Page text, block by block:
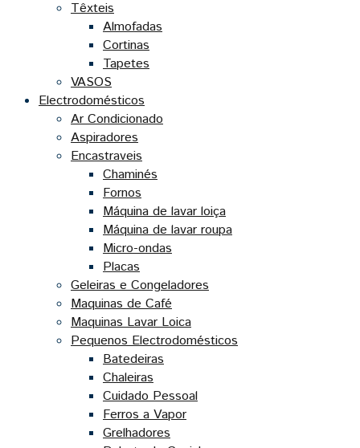
Têxteis
Almofadas
Cortinas
Tapetes
VASOS
Electrodomésticos
Ar Condicionado
Aspiradores
Encastraveis
Chaminés
Fornos
Máquina de lavar loiça
Máquina de lavar roupa
Micro-ondas
Placas
Geleiras e Congeladores
Maquinas de Café
Maquinas Lavar Loica
Pequenos Electrodomésticos
Batedeiras
Chaleiras
Cuidado Pessoal
Ferros a Vapor
Grelhadores